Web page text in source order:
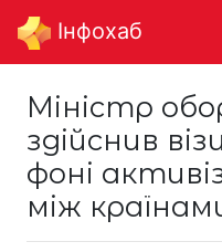
Інфохаб
Міністр
здійснив
фоні
між